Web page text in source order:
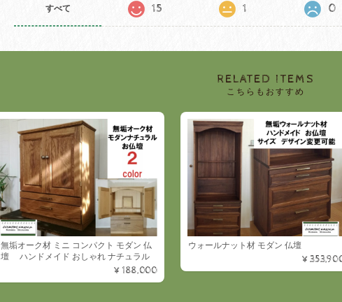
すべて 15 1 0
RELATED ITEMS
こちらもおすすめ
無垢オーク材 ミニ コンパクト モダン 仏
壇 ハンドメイド おしゃれ ナチュラル
¥188,000
ウォールナット材 モダン 仏壇